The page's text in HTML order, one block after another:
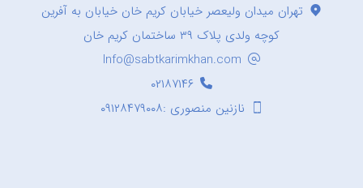
تهران میدان ولیعصر خیابان کریم خان خیابان به آفرین
کوچه ولدی پلاک ۳۹ ساختمان کریم خان
Info@sabtkarimkhan.com
۰۲۱۸۷۱۴۶
نازنین منصوری :۰۹۱۲۸۴۷۹۰۰۸